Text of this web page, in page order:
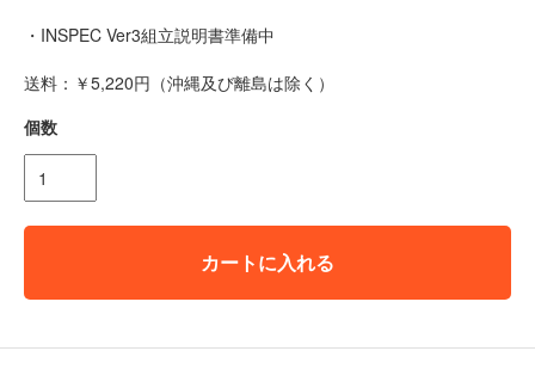
・INSPEC Ver3組立説明書準備中
送料：￥5,220円（沖縄及び離島は除く）
個数
カートに入れる